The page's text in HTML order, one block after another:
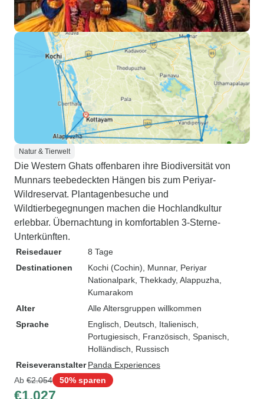
Natur & Tierwelt
Die Western Ghats offenbaren ihre Biodiversität von
Munnars teebedeckten Hängen bis zum Periyar-
Wildreservat. Plantagenbesuche und
Wildtierbegegnungen machen die Hochlandkultur
erlebbar. Übernachtung in komfortablen 3-Sterne-
Unterkünften.
Reisedauer
8 Tage
Destinationen
Kochi (Cochin) , Munnar, Periyar
Nationalpark , Thekkady, Alappuzha
Kumarakom
Alter
Alle Altersgruppen willkommen
Sprache
Englisch, Deutsch, Italienisch,
Portugiesisch, Französisch, Spanisch,
Holländisch, Russisch
Reiseveranstalter Panda Experiences
Ab €2.054 50% sparen
€1.027